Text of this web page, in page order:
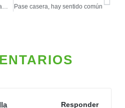
El injusto prestigio de los dramas Pase casera, hay sentido común
Responder